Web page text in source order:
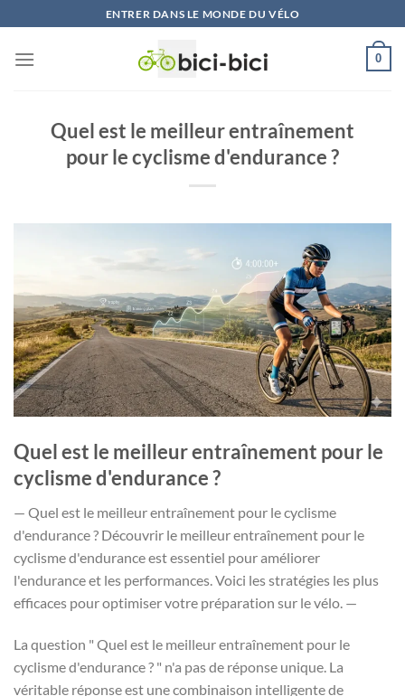
to
content
ENTRER DANS LE MONDE DU VÉLO
0
Quel est le meilleur entraînement
pour le cyclisme d'endurance ?
Quel est le meilleur entraînement pour le
cyclisme d'endurance ?
— Quel est le meilleur entraînement pour le cyclisme
d'endurance ? Découvrir le meilleur entraînement pour le
cyclisme d'endurance est essentiel pour améliorer
l'endurance et les performances. Voici les stratégies les plus
efficaces pour optimiser votre préparation sur le vélo. —
La question " Quel est le meilleur entraînement pour le
cyclisme d'endurance ? " n'a pas de réponse unique. La
véritable réponse est une combinaison intelligente de